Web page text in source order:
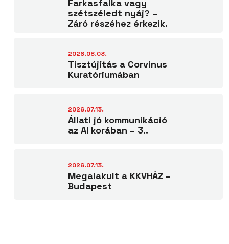
Farkasfalka vagy
szétszéledt nyáj? –
Záró részéhez érkezik.
2026.08.03.
Tisztújítás a Corvinus
Kuratóriumában
2026.07.13.
Állati jó kommunikáció
az AI korában – 3..
2026.07.13.
Megalakult a KKVHÁZ –
Budapest